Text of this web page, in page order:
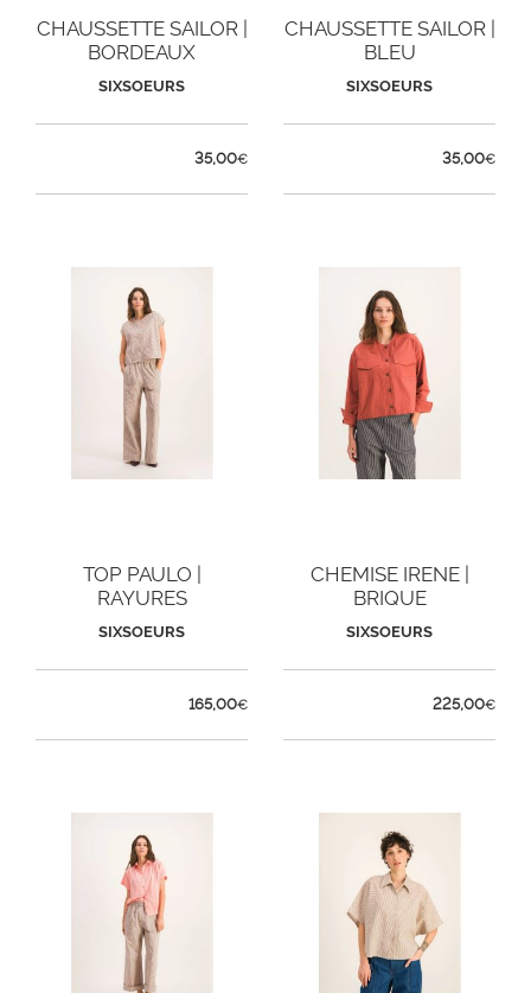
CHAUSSETTE SAILOR |
BORDEAUX
SIXSOEURS
35,00€
CHAUSSETTE SAILOR |
BLEU
SIXSOEURS
35,00€
TOP PAULO |
RAYURES
SIXSOEURS
165,00€
CHEMISE IRENE |
BRIQUE
SIXSOEURS
225,00€